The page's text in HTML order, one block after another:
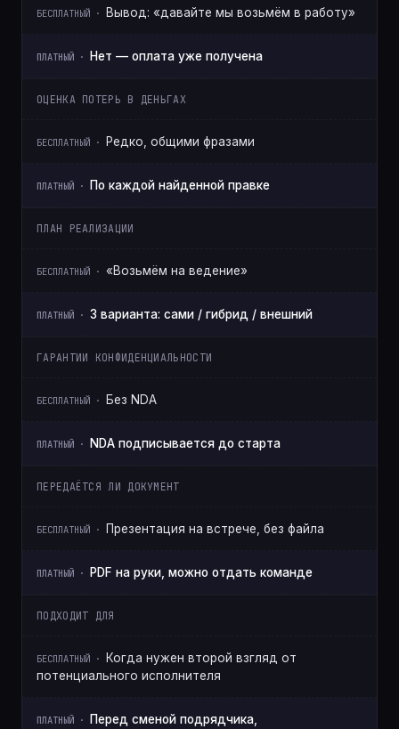
Вывод: «давайте мы возьмём в работу»
Нет — оплата уже получена
ОЦЕНКА ПОТЕРЬ В ДЕНЬГАХ
Редко, общими фразами
По каждой найденной правке
ПЛАН РЕАЛИЗАЦИИ
«Возьмём на ведение»
3 варианта: сами / гибрид / внешний
ГАРАНТИИ КОНФИДЕНЦИАЛЬНОСТИ
Без NDA
NDA подписывается до старта
ПЕРЕДАЁТСЯ ЛИ ДОКУМЕНТ
Презентация на встрече, без файла
PDF на руки, можно отдать команде
ПОДХОДИТ ДЛЯ
Когда нужен второй взгляд от
потенциального исполнителя
Перед сменой подрядчика,